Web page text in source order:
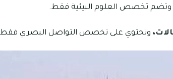
وتضم تخصص العلوم البيئية فقط.
وتحتوي على تخصص التواصل البصري